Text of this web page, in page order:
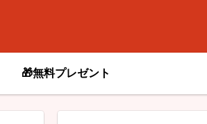
🎁無料プレゼント